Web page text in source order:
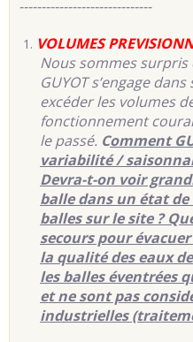
------------------------------
VOLUMES
Nous sommes
GUYOT s’engage
excéder les volumes
fonctionnement
le passé. Comment
variabilité /
Devra-t-on voir
balle dans un état
balles sur le site ?
secours pour
la qualité des eaux
les balles éventrées
et ne sont pas
industrielles